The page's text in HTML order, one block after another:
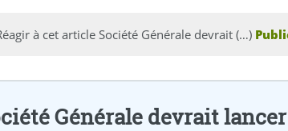
à cet article Société Générale devrait (…)
Générale devrait